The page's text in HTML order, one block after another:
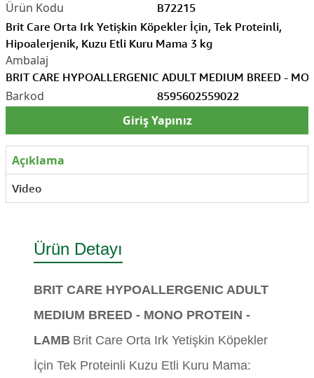
B72215
BRIT CARE HYPOALLERGENIC ADULT MEDIUM BREED -
Brit Care Orta Irk Yetişkin Köpekler İçin, Tek Proteinli,
Hipoalerjenik, Kuzu Etli Kuru Mama 3 kg
8595602559022
Giriş Yapınız
Açıklama
Video
Ürün Detayı
BRIT CARE HYPOALLERGENIC ADULT
MEDIUM BREED - MONO PROTEIN -
LAMB Brit Care Orta Irk Yetişkin Köpekler
İçin Tek Proteinli Kuzu Etli Kuru Mama: